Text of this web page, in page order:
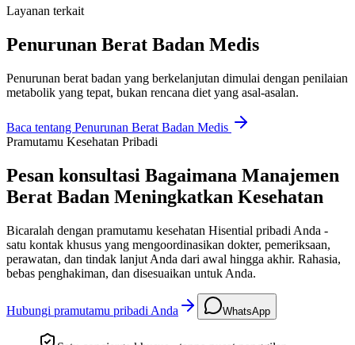
Layanan terkait
Penurunan Berat Badan Medis
Penurunan berat badan yang berkelanjutan dimulai dengan penilaian
metabolik yang tepat, bukan rencana diet yang asal-asalan.
Baca tentang Penurunan Berat Badan Medis
Pramutamu Kesehatan Pribadi
Pesan konsultasi Bagaimana Manajemen
Berat Badan Meningkatkan Kesehatan
Bicaralah dengan pramutamu kesehatan Hisential pribadi Anda -
satu kontak khusus yang mengoordinasikan dokter, pemeriksaan,
perawatan, dan tindak lanjut Anda dari awal hingga akhir. Rahasia,
bebas penghakiman, dan disesuaikan untuk Anda.
Hubungi pramutamu pribadi Anda WhatsApp